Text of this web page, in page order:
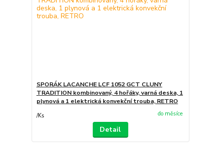
SPORÁK LACANCHE LCF 1052 GCT CLUNY
TRADITION kombinovaný, 4 hořáky, varná deska, 1
plynová a 1 elektrická konvekční trouba, RETRO
/Ks do měsíce
Detail